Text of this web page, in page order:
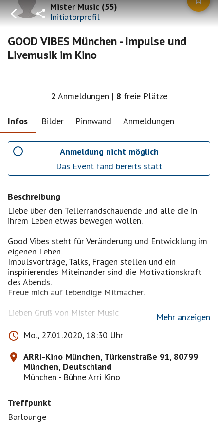
Mister Music(55)
Initiatorprofil
GOOD VIBES München - Impulse und
Livemusik im Kino
2 Anmeldungen | 8 freie Plätze
Infos Bilder Pinnwand Anmeldungen
Anmeldung nicht möglich
Das Event fand bereits statt
Beschreibung
Liebe über den Tellerrandschauende und alle die in
ihrem Leben etwas bewegen wollen.
Good Vibes steht für Veränderung und Entwicklung im
eigenen Leben.
Impulsvorträge, Talks, Fragen stellen und ein
inspirierendes Miteinander sind die Motivationskraft
des Abends.
Freue mich auf lebendige Mitmacher.
Lieben Gruß von Mister Music
DAS ABENDPROGRAMM
Kommt ab 18:30 Uhr und tauscht euch aus mit Live
Gesang von Milos Malesevic
(Singt mit Chris de Burgh, Chaka Khan, Simply Red)
Start: 19:00 Uhr
Mehr anzeigen
Mo., 27.01.2020, 18:30 Uhr
ARRI-Kino München, Türkenstraße 91, 80799
München, Deutschland
München - Bühne Arri Kino
Treffpunkt
Barlounge